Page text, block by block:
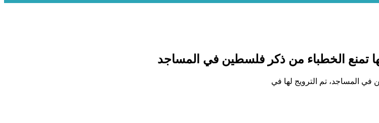
تمنع الخطباء من ذكر فلسطين في المساجد
في المساجد، تم الترويج لها في